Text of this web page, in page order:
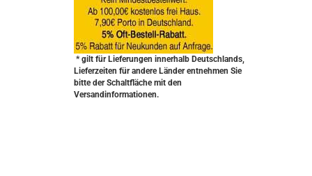
* gilt für Lieferungen innerhalb Deutschlands,
Lieferzeiten für andere Länder entnehmen Sie
bitte der Schaltfläche mit den
Versandinformationen.